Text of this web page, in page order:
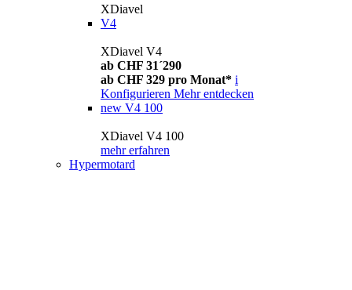
XDiavel
V4
XDiavel V4
ab CHF 31´290
ab CHF 329 pro Monat* i
Konfigurieren Mehr entdecken
new V4 100
XDiavel V4 100
mehr erfahren
Hypermotard